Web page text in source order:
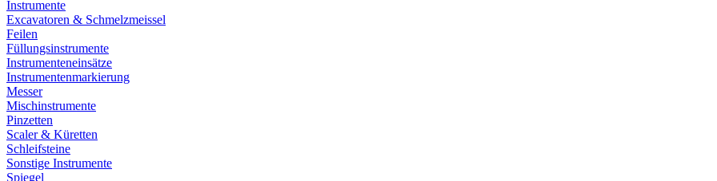
Instrumente
Excavatoren & Schmelzmeissel
Feilen
Füllungsinstrumente
Instrumenteneinsätze
Instrumentenmarkierung
Messer
Mischinstrumente
Pinzetten
Scaler & Küretten
Schleifsteine
Sonstige Instrumente
Spiegel